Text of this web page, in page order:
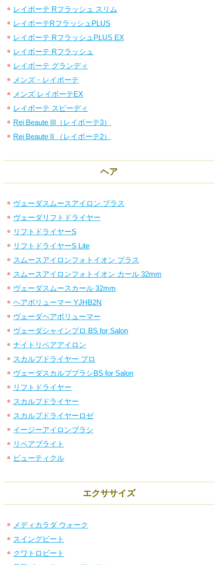
レイボーテ Rフラッシュ スリム
レイボーテRフラッシュPLUS
レイボーテ RフラッシュPLUS EX
レイボーテ Rフラッシュ
レイボーテ グランディ
メンズ・レイボーテ
メンズ レイボーテEX
レイボーテ スピーディ
Rei Beaute III（レイボーテ3）
Rei Beaute II （レイボーテ2）
ヘア
ヴェーダスムースアイロン プラス
ヴェーダリフトドライヤー
リフトドライヤーS
リフトドライヤーS Lite
スムースアイロンフォトイオン プラス
スムースアイロンフォトイオン カール 32mm
ヴェーダスムースカール 32mm
ヘアボリューマー YJHB2N
ヴェーダヘアボリューマー
ヴェーダシャインプロ BS for Salon
ナイトリペアアイロン
スカルプドライヤー プロ
ヴェーダスカルプブラシBS for Salon
リフトドライヤー
スカルプドライヤー
スカルプドライヤーロゼ
イージーアイロンブラシ
リペアブライト
ビューティクル
エクササイズ
メディカラダ ウォーク
スイングビート
クワトロビート